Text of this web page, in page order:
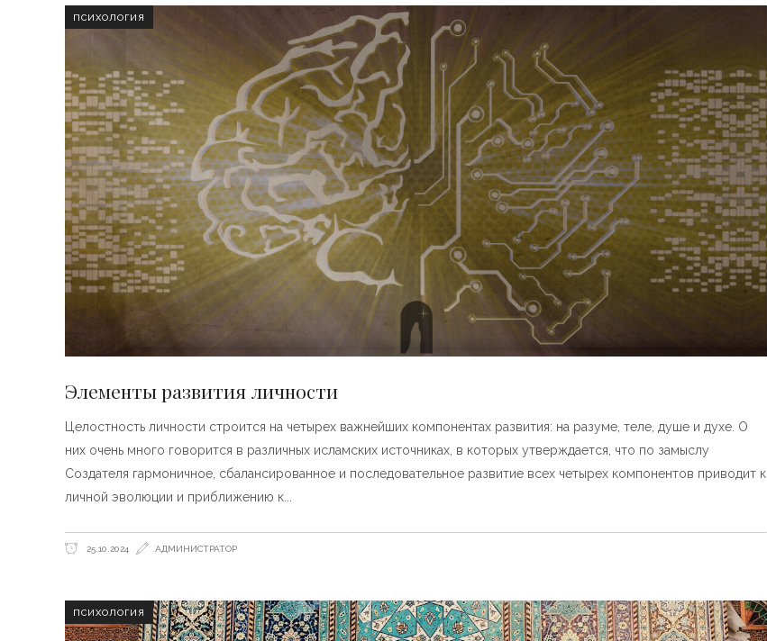
ПСИХОЛОГИЯ
Элементы развития личности
Целостность личности строится на четырех важнейших компонентах развития: на разуме, теле, душе и духе. О
них очень много говорится в различных исламских источниках, в которых утверждается, что по замыслу
Создателя гармоничное, сбалансированное и последовательное развитие всех четырех компонентов приводит к
личной эволюции и приближению к
25.10.2024 АДМИНИСТРАТОР
ПСИХОЛОГИЯ